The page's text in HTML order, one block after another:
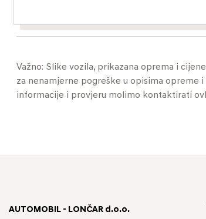
Važno: Slike vozila, prikazana oprema i
za nenamjerne pogreške u opisima opreme
informacije i provjeru molimo kontaktirati
AUTOMOBIL - LONČAR d.o.o.